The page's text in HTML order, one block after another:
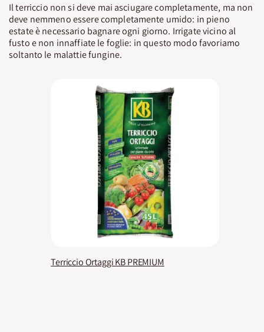
Il terriccio non si deve mai asciugare completamente, ma non
deve nemmeno essere completamente umido: in pieno
estate è necessario bagnare ogni giorno. Irrigate vicino al
fusto e non innaffiate le foglie: in questo modo favoriamo
soltanto le malattie fungine.
Terriccio Ortaggi KB PREMIUM